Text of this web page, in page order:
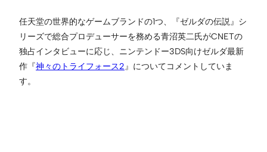
任天堂の世界的なゲームブランドの1つ、『ゼルダの伝説』シ
リーズで総合プロデューサーを務める青沼英二氏がCNETの
独占インタビューに応じ、ニンテンドー3DS向けゼルダ最新
作『神々のトライフォース2 』についてコメントしていま
す。